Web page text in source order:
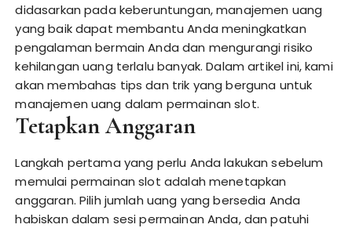
didasarkan pada keberuntungan, manajemen uang
yang baik dapat membantu Anda meningkatkan
pengalaman bermain Anda dan mengurangi risiko
kehilangan uang terlalu banyak. Dalam artikel ini, kami
akan membahas tips dan trik yang berguna untuk
manajemen uang dalam permainan slot.
Tetapkan Anggaran
Langkah pertama yang perlu Anda lakukan sebelum
memulai permainan slot adalah menetapkan
anggaran. Pilih jumlah uang yang bersedia Anda
habiskan dalam sesi permainan Anda, dan patuhi